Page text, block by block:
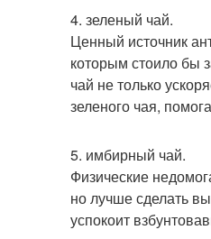
4. зеленый чай.
Ценный источник
которым стоило бы
чай не только
зеленого чая,
5. имбирный чай.
Физические
но лучше сделать
успокоит